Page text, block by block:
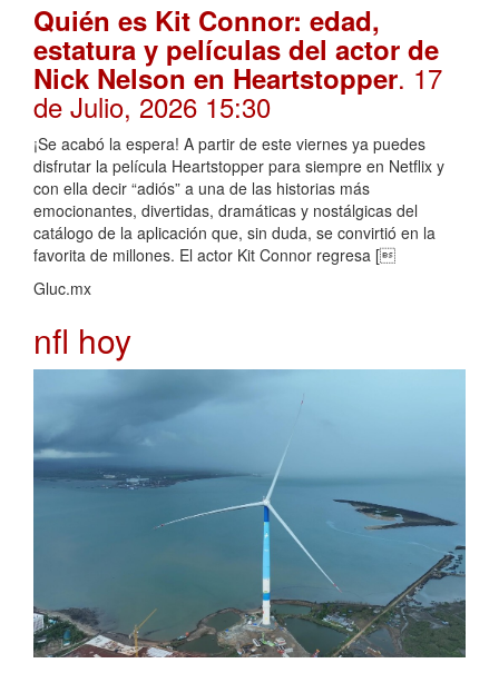
Quién es Kit Connor: edad,
estatura y películas del actor de
Nick Nelson en Heartstopper. 17
de Julio, 2026 15:30
¡Se acabó la espera! A partir de este viernes ya puedes
disfrutar la película Heartstopper para siempre en Netflix y
con ella decir “adiós” a una de las historias más
emocionantes, divertidas, dramáticas y nostálgicas del
catálogo de la aplicación que, sin duda, se convirtió en la
favorita de millones. El actor Kit Connor regresa [
Gluc.mx
nfl hoy